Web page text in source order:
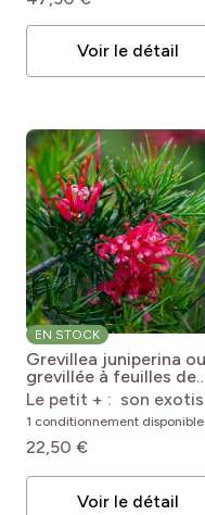
Voir le détail
EN STOCK
Grevillea juniperina ou
grevillée à feuilles de
genévrier Grevillea
juniperina
Le petit + : son
1 conditionnement disponible
22,50 €
Voir le détail